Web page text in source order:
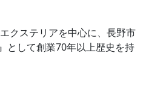
クステリアを中心に、長野市
として創業70年以上歴史を持